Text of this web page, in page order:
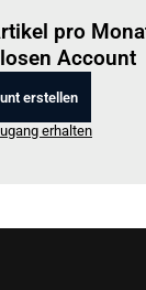
pro
Account
erstellen
erhalten